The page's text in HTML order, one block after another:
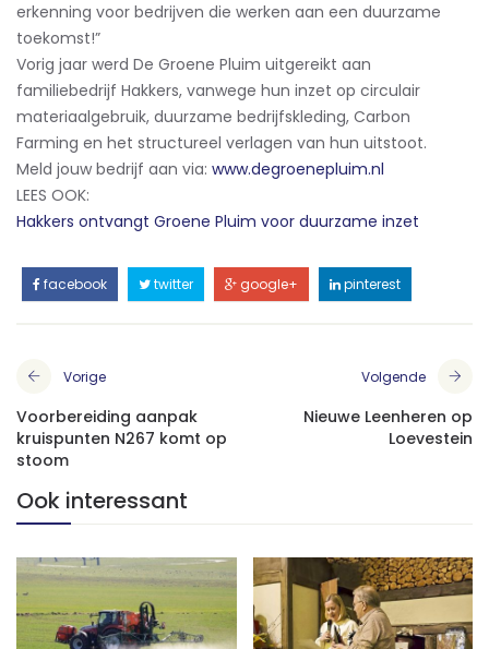
erkenning voor bedrijven die werken aan een duurzame
toekomst!”
Vorig jaar werd De Groene Pluim uitgereikt aan
familiebedrijf Hakkers, vanwege hun inzet op circulair
materiaalgebruik, duurzame bedrijfskleding, Carbon
Farming en het structureel verlagen van hun uitstoot.
Meld jouw bedrijf aan via: www.degroenepluim.nl
LEES OOK:
Hakkers ontvangt Groene Pluim voor duurzame inzet
facebook twitter google+ pinterest
Vorige
Voorbereiding aanpak
kruispunten N267 komt op
stoom
Volgende
Nieuwe Leenheren op
Loevestein
Ook interessant